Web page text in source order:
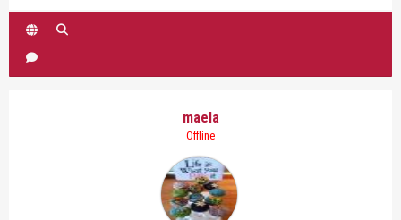
maela
Offline